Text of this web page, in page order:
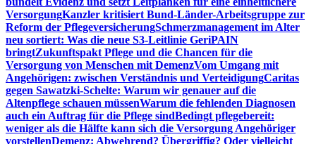
VersorgungKanzler kritisiert Bund-Länder-Arbeitsgruppe zur
Reform der PflegeversicherungSchmerzmanagement im Alter
neu sortiert: Was die neue S3-Leitlinie GeriPAIN
bringtZukunftspakt Pflege und die Chancen für die
Versorgung von Menschen mit DemenzVom Umgang mit
Angehörigen: zwischen Verständnis und VerteidigungCaritas
gegen Sawatzki-Schelte: Warum wir genauer auf die
Altenpflege schauen müssenWarum die fehlenden Diagnosen
auch ein Auftrag für die Pflege sindBedingt pflegebereit:
weniger als die Hälfte kann sich die Versorgung Angehöriger
vorstellenDemenz: Abwehrend? Übergriffig? Oder vielleicht